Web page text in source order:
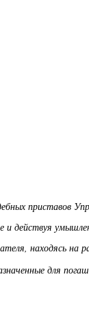
приставов
и действуя
находясь на
для